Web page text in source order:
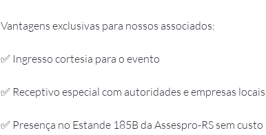
Vantagens exclusivas para nossos associados:
✅ Ingresso cortesia para o evento
✅ Receptivo especial com autoridades e empresas locais
✅ Presença no Estande 185B da Assespro-RS sem custo